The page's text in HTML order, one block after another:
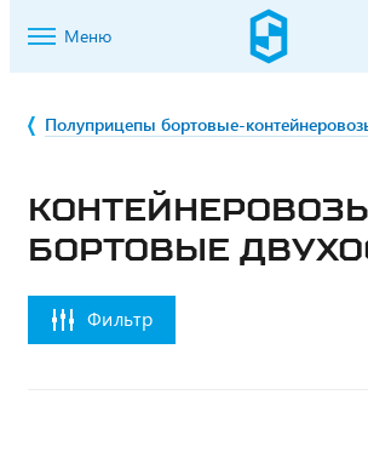
Меню
Полуприцепы бортовые-
БОРТОВЫЕ
Фильтр